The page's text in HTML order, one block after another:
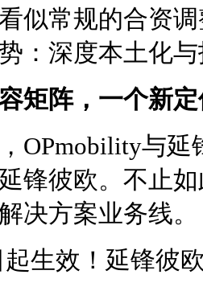
似常规的合资
：深度本土化
矩阵，一个新
OPmobility与
锋彼欧。不止
决方案业务线。